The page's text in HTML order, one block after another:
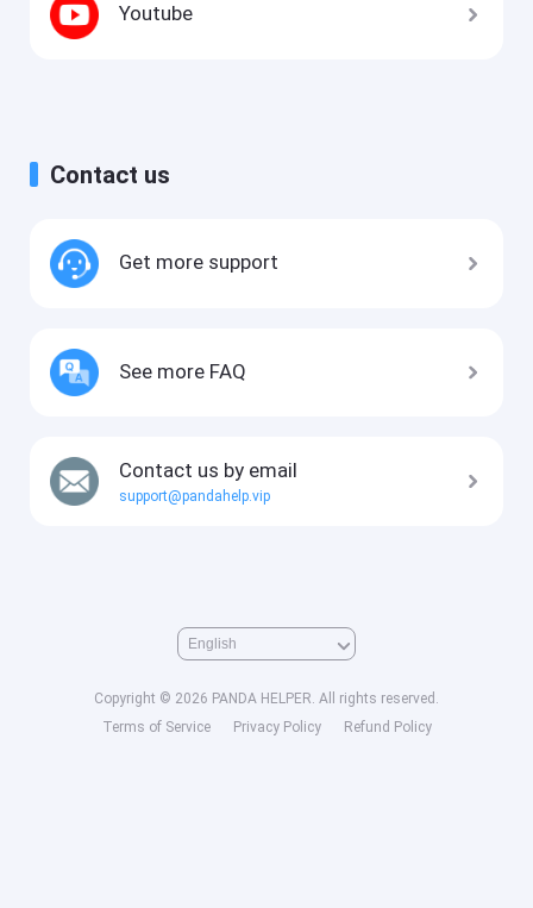
Youtube
Contact us
Get more support
See more FAQ
Contact us by email
support@pandahelp.vip
Copyright © 2026 PANDA HELPER. All rights reserved.
Terms of Service
Privacy Policy Refund Policy